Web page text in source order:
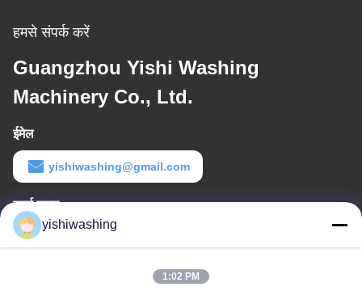
हमसे संपर्क करें
Guangzhou Yishi Washing
Machinery Co., Ltd.
ईमेल
yishiwashing@gmail.com
कार्य समय
9:00-18:00yishiwashing
1:02 PM